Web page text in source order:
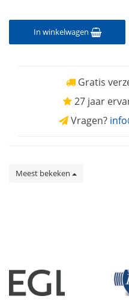
In winkelwagen
Gratis
27 jaar
Vragen?
Meest bekeken